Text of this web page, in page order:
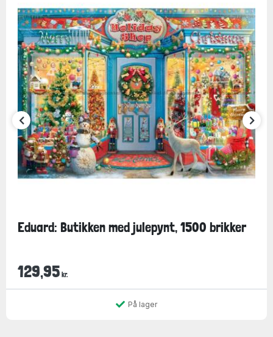
Eduard: Butikken med julepynt, 1500 brikker
129,95 kr.
På lager